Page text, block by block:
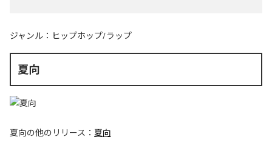
ジャンル： ヒップホップ/ラップ
夏向
夏向の他のリリース： 夏向